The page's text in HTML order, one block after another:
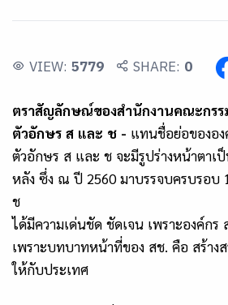
VIEW: 5779 SHARE: 0
ตราสัญลักษณ์ของสำนักงานคณะกร
ตัวอักษร ส และ ช - แทนชื่อย่อของอ
ตัวอักษร ส และ ช จะมีรูปร่างหน้าตาเ
หลัง ซึ่ง ณ ปี 2560 มาบรรจบครบรอบ
ช
ได้มีความเด่นชัด ชัดเจน เพราะองค์กร
เพราะบทบาทหน้าที่ของ สช. คือ สร้าง
ให้กับประเทศ